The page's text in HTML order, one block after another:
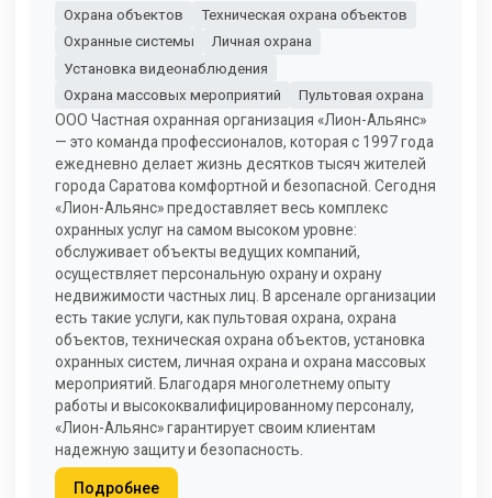
Охрана объектов
Техническая охрана объектов
Охранные системы
Личная охрана
Установка видеонаблюдения
Охрана массовых мероприятий
Пультовая охрана
ООО Частная охранная организация «Лион-Альянс»
— это команда профессионалов, которая с 1997 года
ежедневно делает жизнь десятков тысяч жителей
города Саратова комфортной и безопасной. Сегодня
«Лион-Альянс» предоставляет весь комплекс
охранных услуг на самом высоком уровне:
обслуживает объекты ведущих компаний,
осуществляет персональную охрану и охрану
недвижимости частных лиц. В арсенале организации
есть такие услуги, как пультовая охрана, охрана
объектов, техническая охрана объектов, установка
охранных систем, личная охрана и охрана массовых
мероприятий. Благодаря многолетнему опыту
работы и высококвалифицированному персоналу,
«Лион-Альянс» гарантирует своим клиентам
надежную защиту и безопасность.
Подробнее